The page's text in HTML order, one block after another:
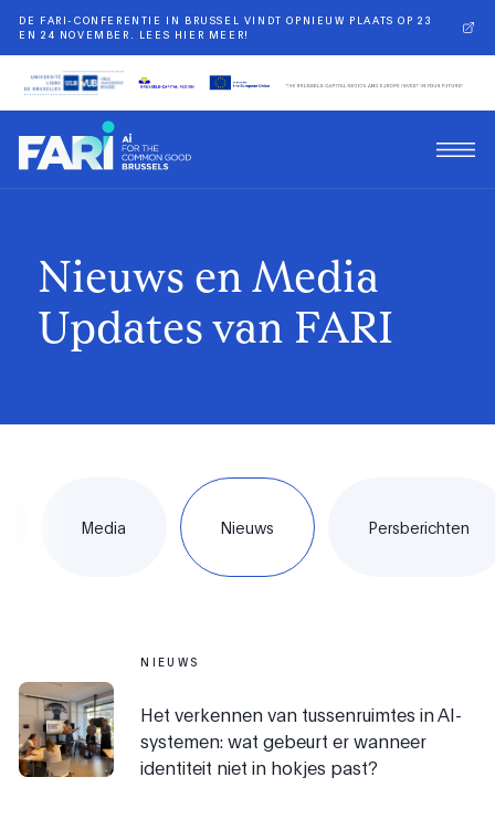
DE FARI-CONFERENTIE IN BRUSSEL VINDT OPNIEUW PLAATS OP 23
EN 24 NOVEMBER. LEES HIER MEER!
Nieuws en Media
Updates van FARI
Media Nieuws Persberichten
NIEUWS
Het verkennen van tussenruimtes in AI-
systemen: wat gebeurt er wanneer
identiteit niet in hokjes past?